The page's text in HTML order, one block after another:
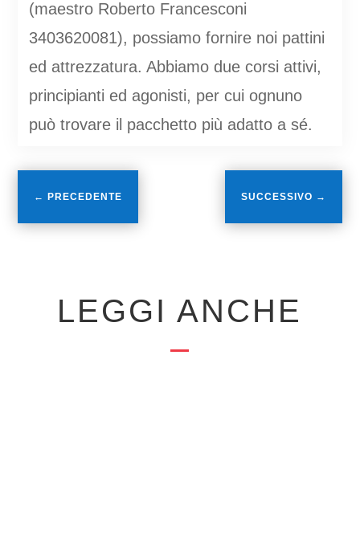
(maestro Roberto Francesconi
3403620081), possiamo fornire noi pattini
ed attrezzatura. Abbiamo due corsi attivi,
principianti ed agonisti, per cui ognuno
può trovare il pacchetto più adatto a sé.
←PRECEDENTE SUCCESSIVO →
LEGGI ANCHE